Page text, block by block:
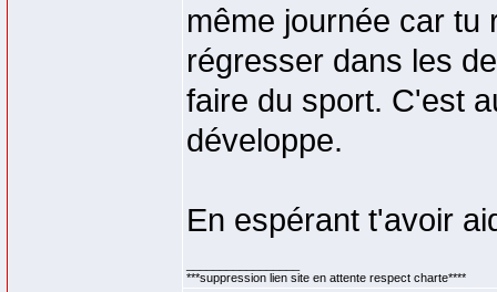
même journée car tu
régresser dans les
faire du sport. C'est
développe.
En espérant t'avoir
***suppression lien site en attente respect charte****